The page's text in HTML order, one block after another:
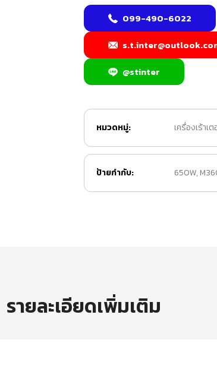
099-490-6022
@stinter
หมวดหมู่: เครื่องเร้าเ
ป้ายกำกับ: 650W,
รายละเอียดเพิ่มเติม